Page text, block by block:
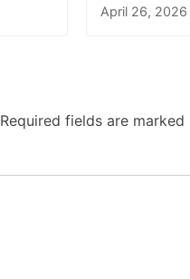
April 26, 2026
Required fields are marked